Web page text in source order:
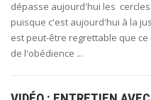
dépasse aujourd'hui les
puisque c'est aujourd'hui à la
est peut-être regrettable que
de l'obédience ...